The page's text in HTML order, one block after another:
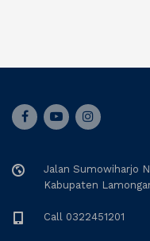
Jalan Sumowiharjo
Kabupaten
Call 0322451201